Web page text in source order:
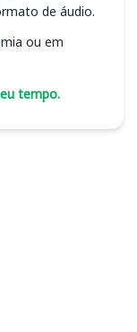
de áudio.
ou em
tempo.